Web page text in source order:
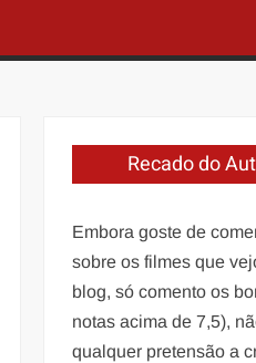
Recado do
Embora goste de
sobre os filmes que
blog, só comento os
notas acima de 7,5),
qualquer pretensão a